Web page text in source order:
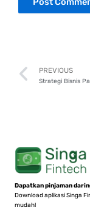
Prev
PREVIOUS
Dapatkan pinjaman
Download aplikasi Singa
mudah!